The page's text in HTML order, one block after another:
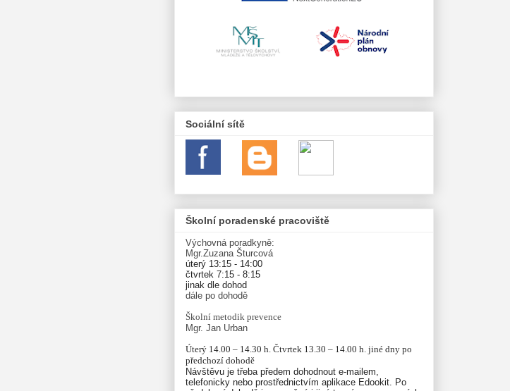
Sociální sítě
Školní poradenské pracoviště
Výchovná poradkyně:
Mgr.Zuzana Šturcová
úterý 13:15 - 14:00
čtvrtek 7:15 - 8:15
jinak dle dohod
dále po dohodě
Školní metodik prevence
Mgr. Jan Urban
Úterý 14.00 – 14.30 h. Čtvrtek 13.30 – 14.00 h. jiné dny po
předchozí dohodě
Návštěvu je třeba předem dohodnout e-mailem,
telefonicky nebo prostřednictvím aplikace Edookit. Po